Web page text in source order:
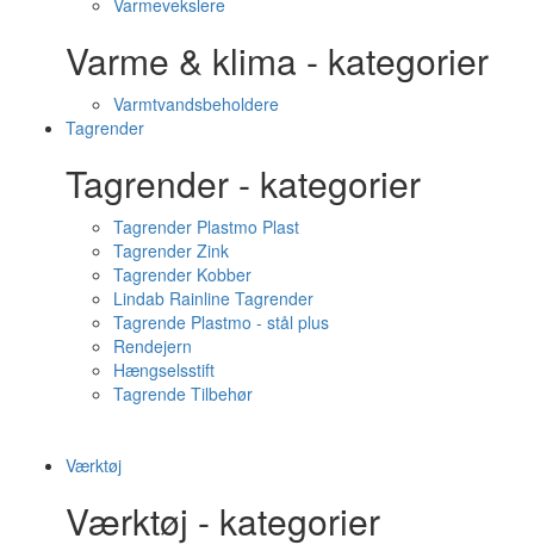
Varmevekslere
Varme & klima - kategorier
Varmtvandsbeholdere
Tagrender
Tagrender - kategorier
Tagrender Plastmo Plast
Tagrender Zink
Tagrender Kobber
Lindab Rainline Tagrender
Tagrende Plastmo - stål plus
Rendejern
Hængselsstift
Tagrende Tilbehør
Værktøj
Værktøj - kategorier